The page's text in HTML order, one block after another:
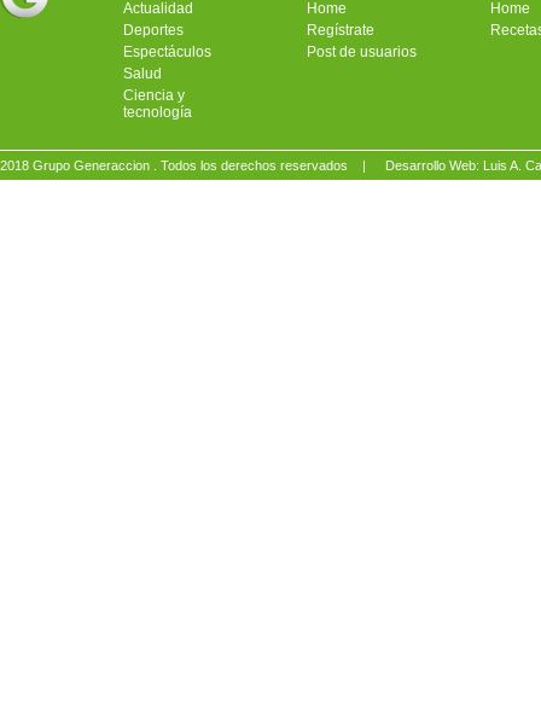
Actualidad
Deportes
Espectáculos
Salud
Ciencia y
tecnología
Home
Regístrate
Post de usuarios
Home
2018 Grupo Generaccion . Todos los derechos reservados | Desarrollo Web: Luis